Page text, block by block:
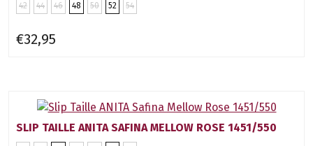
42 44 46 48 50 52 54
€32,95
SLIP TAILLE ANITA SAFINA MELLOW ROSE 1451/550